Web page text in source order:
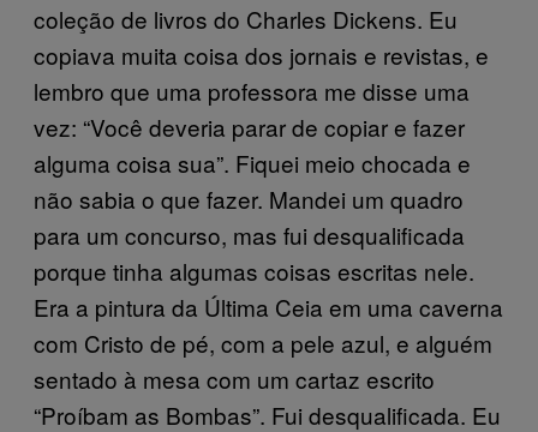
coleção de livros do Charles Dickens. Eu
copiava muita coisa dos jornais e revistas, e
lembro que uma professora me disse uma
vez: “Você deveria parar de copiar e fazer
alguma coisa sua”. Fiquei meio chocada e
não sabia o que fazer. Mandei um quadro
para um concurso, mas fui desqualificada
porque tinha algumas coisas escritas nele.
Era a pintura da Última Ceia em uma caverna
com Cristo de pé, com a pele azul, e alguém
sentado à mesa com um cartaz escrito
“Proíbam as Bombas”. Fui desqualificada. Eu